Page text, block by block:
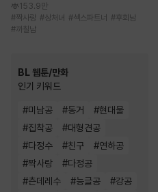
153.9만
#짝사랑 #상처녀 #섹스파트너 #후회남
#까칠남
BL 웹툰/만화
인기 키워드
#미남공 #동거 #현대물
#집착공 #대형견공
#다정수 #친구 #연하공
#짝사랑 #다정공
#츤데레수 #능글공 #강공